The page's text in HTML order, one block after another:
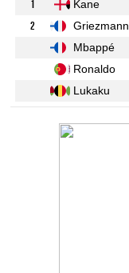
1 Kane
2
Griezmann
Mbappé
Ronaldo
Lukaku